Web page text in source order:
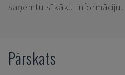
saņemtu sīkāku informāciju.
Pārskats